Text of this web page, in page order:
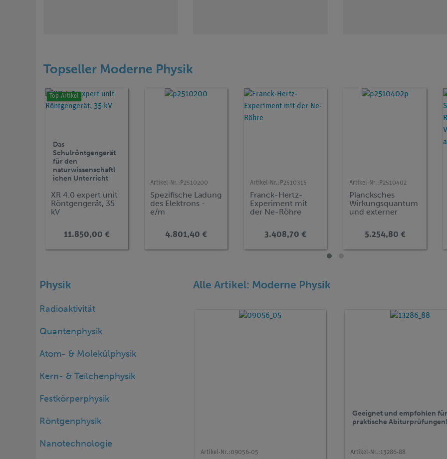
Topseller Moderne Physik
Top-Artikel
Artikel-Nr.: 09057-99
XR 4.0 expert unit
Röntgengerät, 35
kV
Das
Schulröntgengerät
für den
naturwissenschaftl
ichen Unterricht
11.850,00 €
Artikel-Nr.: P2510200
Spezifische Ladung
des Elektrons -
e/m
4.801,40 €
Artikel-Nr.: P2510315
Franck-Hertz-
Experiment mit
der Ne-Röhre
3.408,70 €
Artikel-Nr.: P2510402
Plancksches
Wirkungsquantum
und externer
(Spektrallinientren
5.254,80 €
Physik
Radioaktivität
Quantenphysik
Atom- & Molekülphysik
Kern- & Teilchenphysik
Festkörperphysik
Röntgenphysik
Nanotechnologie
Alle Artikel: Moderne Physik
Artikel-Nr.:09056-05 Artikel-Nr.:13286-88
Geeignet und empfohlen für
praktische